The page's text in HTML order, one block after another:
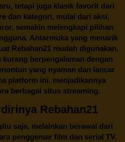
tetapi juga klasik favorit dari
dan kategori, mulai dari aksi,
semakin melengkapi pilihan
Antarmuka yang menarik
Rebahan21mudah digunakan,
kurang berpengalaman dengan
yang nyaman dan lancar
platform ini, menjadikannya
berbagai situs streaming.
Rebahan21
saja, melainkan berawal dari
penggemar film dan serial TV.